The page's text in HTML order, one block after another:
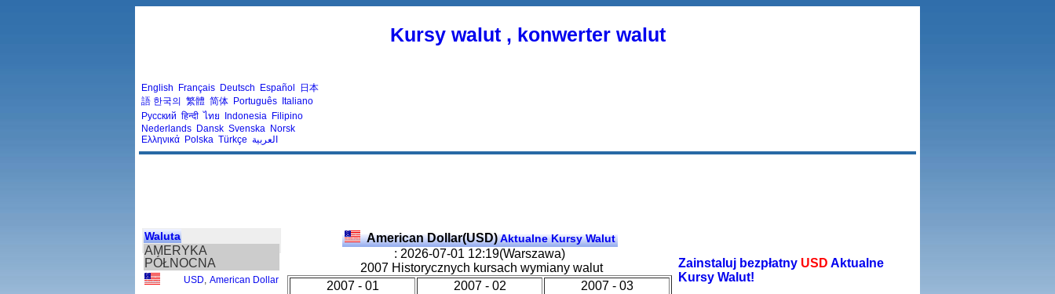
Kursy walut , konwerter walut
English Français Deutsch Español
日本
語 한국의 繁體 简体 Português Italiano
Русский हिन्दी ไทย Indonesia Filipino
Nederlands Dansk Svenska Norsk
Ελληνικά Polska Türkçe العربية
Waluta
AMERYKA
PÓŁNOCNA
USD American Dollar
American Dollar(USD)Aktualne Kursy Walut
: 2026-07-01 12:19(Warszawa)
2007 Historycznych kursach wymiany walut
2007 - 01
2007 - 02
2007 - 03
Zainstaluj bezpłatny USD Aktualne
Kursy Walut!